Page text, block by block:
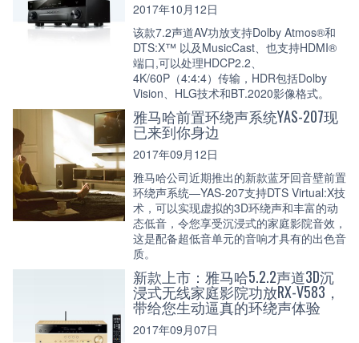
2017年10月12日
该款7.2声道AV功放支持Dolby Atmos®和
DTS:X™ 以及MusicCast、也支持HDMI®
端口,可以处理HDCP2.2、
4K/60P（4:4:4）传输，HDR包括Dolby
Vision、HLG技术和BT.2020影像格式。
雅马哈前置环绕声系统YAS-207现
已来到你身边
2017年09月12日
雅马哈公司近期推出的新款蓝牙回音壁前置
环绕声系统—YAS-207支持DTS Virtual:X技
术，可以实现虚拟的3D环绕声和丰富的动
态低音，令您享受沉浸式的家庭影院音效，
这是配备超低音单元的音响才具有的出色音
质。
新款上市：雅马哈5.2.2声道3D沉
浸式无线家庭影院功放RX-V583，
带给您生动逼真的环绕声体验
2017年09月07日